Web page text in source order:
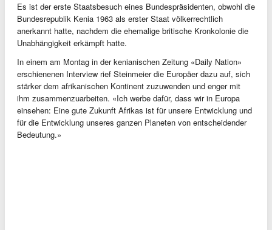
Es ist der erste Staatsbesuch eines Bundespräsidenten, obwohl die
Bundesrepublik Kenia 1963 als erster Staat völkerrechtlich
anerkannt hatte, nachdem die ehemalige britische Kronkolonie die
Unabhängigkeit erkämpft hatte.
In einem am Montag in der kenianischen Zeitung «Daily Nation»
erschienenen Interview rief Steinmeier die Europäer dazu auf, sich
stärker dem afrikanischen Kontinent zuzuwenden und enger mit
ihm zusammenzuarbeiten. «Ich werbe dafür, dass wir in Europa
einsehen: Eine gute Zukunft Afrikas ist für unsere Entwicklung und
für die Entwicklung unseres ganzen Planeten von entscheidender
Bedeutung.»